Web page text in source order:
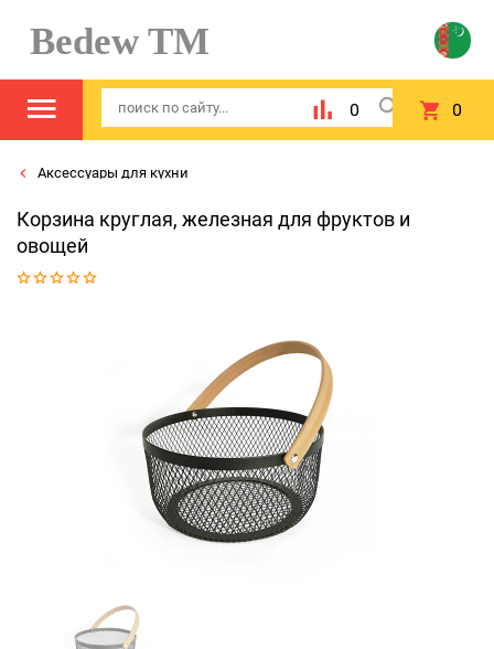
Bedew TM
0 0
Аксессуары для кухни
Корзина круглая, железная для фруктов и
овощей